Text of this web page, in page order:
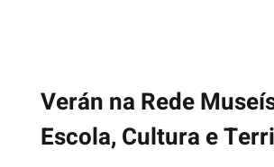
Verán na Rede
Escola, Cultura e